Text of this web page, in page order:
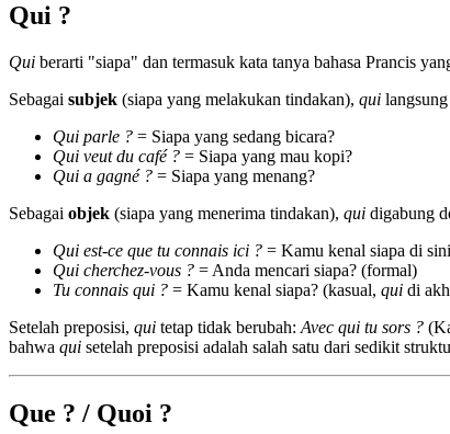
Qui ?
Qui berarti "siapa" dan termasuk kata tanya bahasa Prancis
Sebagai subjek (siapa yang melakukan tindakan), qui
Qui parle ? = Siapa yang sedang bicara?
Qui veut du café ? = Siapa yang mau kopi?
Qui a gagné ? = Siapa yang menang?
Sebagai objek (siapa yang menerima tindakan), qui digabung
Qui est-ce que tu connais ici ? = Kamu kenal siapa di
Qui cherchez-vous ? = Anda mencari siapa? (formal)
Tu connais qui ? = Kamu kenal siapa? (kasual, qui di
Setelah preposisi, qui tetap tidak berubah: Avec qui tu sors ?
bahwa qui setelah preposisi adalah salah satu dari sedikit
Que ? / Quoi ?